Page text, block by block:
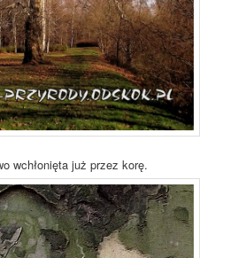
wchłonięta już przez korę.